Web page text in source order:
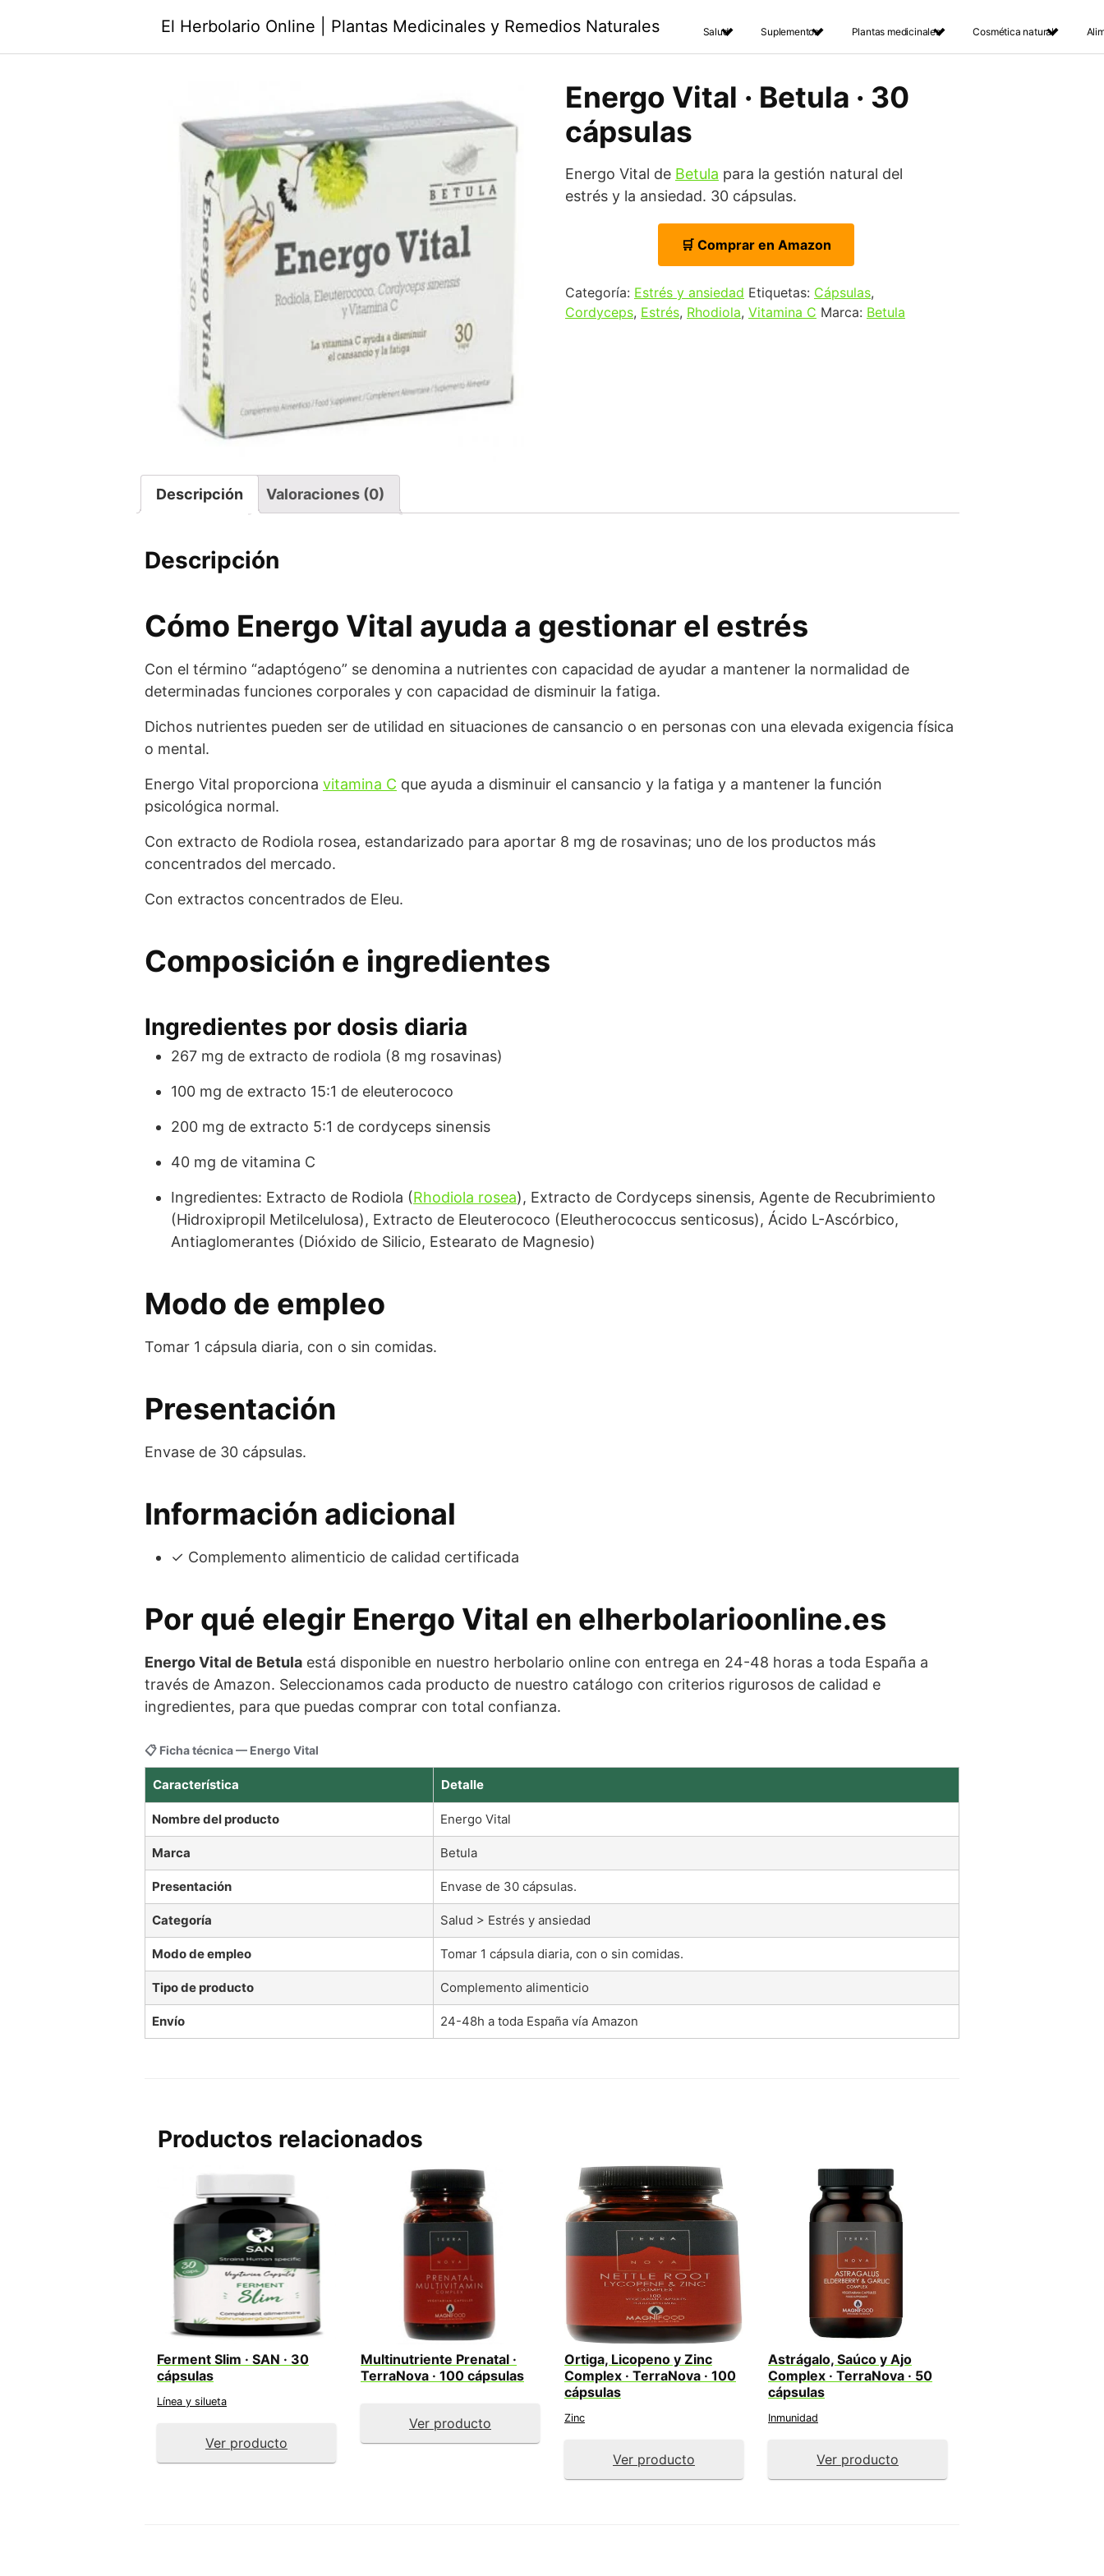
El Herbolario Online | Plantas Medicinales y Remedios Naturales Salud Suplementos Plantas medicinales Cosmética natural
Energo Vital · Betula · 30
cápsulas
Energo Vital de Betula para la gestión natural del
estrés y la ansiedad. 30 cápsulas.
🛒 Comprar en Amazon
Categoría: Estrés y ansiedad Etiquetas: Cápsulas,
Cordyceps, Estrés, Rhodiola, Vitamina C Marca: Betula
Descripción Valoraciones (0)
Descripción
Cómo Energo Vital ayuda a gestionar el estrés
Con el término “adaptógeno” se denomina a nutrientes con capacidad de ayudar a mantener la normalidad de
determinadas funciones corporales y con capacidad de disminuir la fatiga.
Dichos nutrientes pueden ser de utilidad en situaciones de cansancio o en personas con una elevada exigencia física
o mental.
Energo Vital proporciona vitamina C que ayuda a disminuir el cansancio y la fatiga y a mantener la función
psicológica normal.
Con extracto de Rodiola rosea, estandarizado para aportar 8 mg de rosavinas; uno de los productos más
concentrados del mercado.
Con extractos concentrados de Eleu.
Composición e ingredientes
Ingredientes por dosis diaria
267 mg de extracto de rodiola (8 mg rosavinas)
100 mg de extracto 15:1 de eleuterococo
200 mg de extracto 5:1 de cordyceps sinensis
40 mg de vitamina C
Ingredientes: Extracto de Rodiola (Rhodiola rosea), Extracto de Cordyceps sinensis, Agente de Recubrimiento
(Hidroxipropil Metilcelulosa), Extracto de Eleuterococo (Eleutherococcus senticosus), Ácido L-Ascórbico,
Antiaglomerantes (Dióxido de Silicio, Estearato de Magnesio)
Modo de empleo
Tomar 1 cápsula diaria, con o sin comidas.
Presentación
Envase de 30 cápsulas.
Información adicional
✓ Complemento alimenticio de calidad certificada
Por qué elegir Energo Vital en elherbolarioonline.es
Energo Vital de Betula está disponible en nuestro herbolario online con entrega en 24-48 horas a toda España a
través de Amazon. Seleccionamos cada producto de nuestro catálogo con criterios rigurosos de calidad e
ingredientes, para que puedas comprar con total confianza.
📋 Ficha técnica — Energo Vital
Característica Detalle
Nombre del producto Energo Vital
Marca Betula
Presentación Envase de 30 cápsulas.
Categoría Salud > Estrés y ansiedad
Modo de empleo Tomar 1 cápsula diaria, con o sin comidas.
Tipo de producto Complemento alimenticio
Envío 24-48h a toda España vía Amazon
Productos relacionados
Ferment Slim · SAN · 30
cápsulas
Línea y silueta
Ver producto
Multinutriente Prenatal ·
TerraNova · 100 cápsulas
Ver producto
Ortiga, Licopeno y Zinc
Complex · TerraNova · 100
cápsulas
Zinc
Ver producto
Astrágalo, Saúco y Ajo
Complex · TerraNova · 50
cápsulas
Inmunidad
Ver producto